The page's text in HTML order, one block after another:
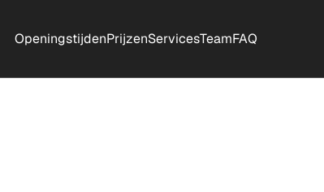
OpeningstijdenPrijzenServicesTeamFAQ